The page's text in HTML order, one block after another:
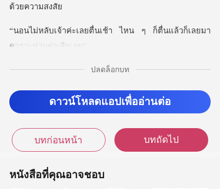
ออกจากระบบ
ดาวน์โหลดแอป
นเช้า ไหน ๆ ก็ตื่นแล้วก็
ที่ไหนกันเจ้าคะ เ
ปลดล็อกบท
ดาวน์โหลดแอปเพื่ออ่านต่อ
บทก่อนหน้า บทถัดไป
หนังสือที่คุณอาจชอบ